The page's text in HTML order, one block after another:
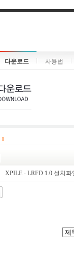
다운로드 사용법
1
XPILE - LRFD 1.0 설치파